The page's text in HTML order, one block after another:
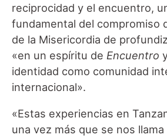
reciprocidad y el encuentro,
fundamental del compromiso
de la Misericordia de
«en un espíritu de Encuentro
identidad como comunidad
internacional».
«Estas experiencias en
una vez más que se nos llama